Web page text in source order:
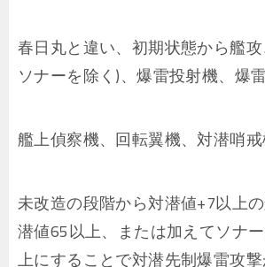
春日丸と違い、初期状態から艦
ソナーを除く)、爆雷投射機、爆
艦上偵察機、回転翼機、対潜哨戒
未改造の段階から対潜値+7以上
潜値65以上、または加えてソナ
上にすることで対潜先制爆雷攻撃